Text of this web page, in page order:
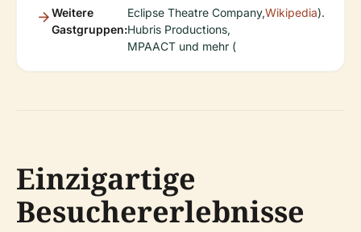
Weitere
Gastgruppen:
Eclipse Theatre Company,
Hubris Productions,
MPAACT und mehr (
Wikipedia).
Einzigartige
Besuchererlebnisse